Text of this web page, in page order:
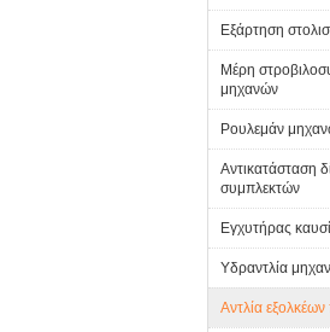
Εξάρτηση
Μέρη
μηχανών
Ρουλεμάν
Αντικατάσταση
συμπλεκτών
Εγχυτήρας
Υδραντλία
Αντλία εξολκέων